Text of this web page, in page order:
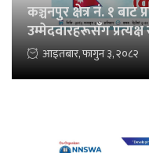
कञ्चनपुर क्षेत्र नं. १ बाट
उम्मेदवारहरूसँग
आइतबार, फागुन ३, २०८२